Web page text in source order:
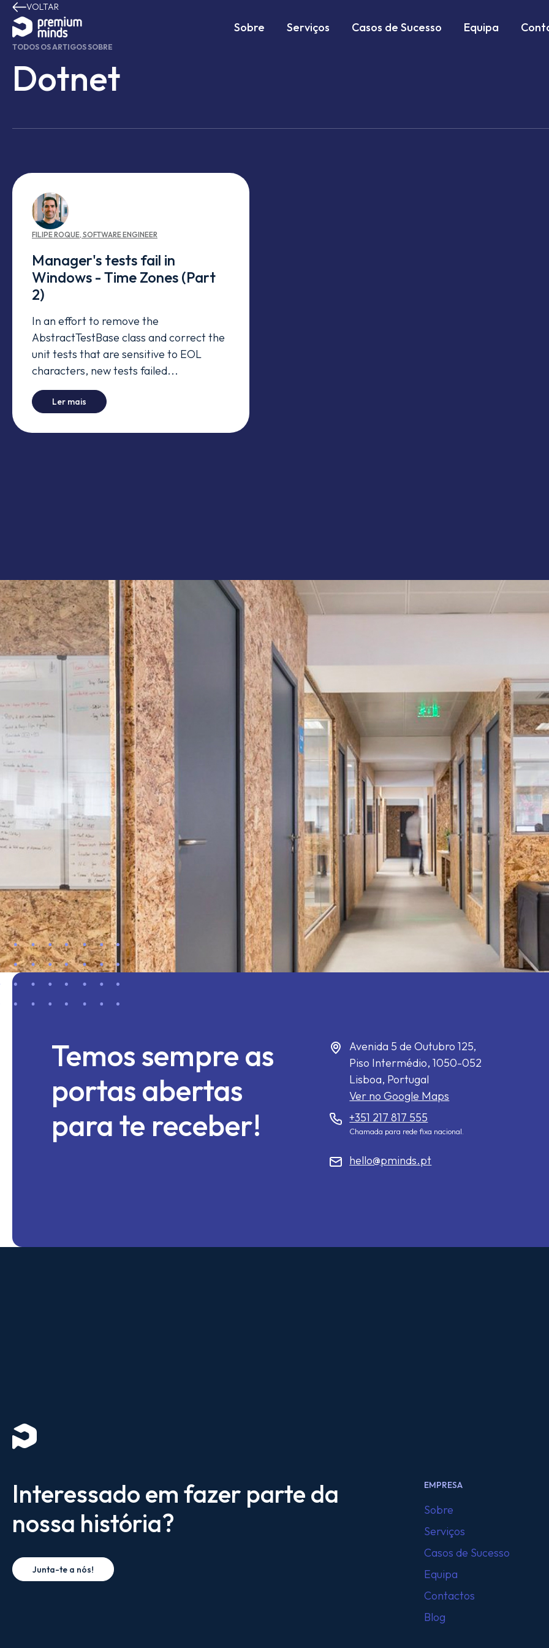
Avançar para o conteúdo
Sobre Serviços Casos de Sucesso Equipa
VOLTAR
TODOS OS ARTIGOS SOBRE
Dotnet
FILIPEROQUE, SOFTWARE ENGINEER
Manager's tests fail in
Windows - Time Zones (Part
2)
In an effort to remove the
AbstractTestBase class and correct the
unit tests that are sensitive to EOL
characters, new tests failed...
Ler mais Manager's tests fail in Windows - Time Zones (Part 2)
Temos sempre as
portas abertas
para te receber!
Avenida 5 de Outubro 125,
Piso Intermédio,1050-052
Lisboa, Portugal
Ver no Google Maps
+351 217 817 555
Chamada para rede fixa nacional.
hello@pminds.pt
Interessado em fazer parte da
nossa história?
Junta-te a nós!
EMPRESA
Sobre
Serviços
Casos de Sucesso
Equipa
Contactos
Blog